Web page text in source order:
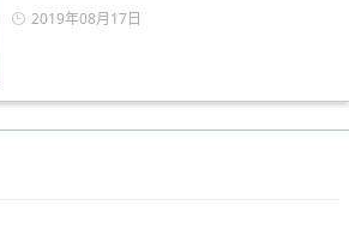
2019年08月17日